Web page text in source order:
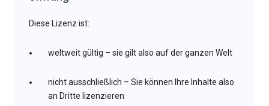
Diese Lizenz ist:
weltweit gültig – sie gilt also auf der ganzen Welt
nicht ausschließlich – Sie können Ihre Inhalte also
an Dritte lizenzieren